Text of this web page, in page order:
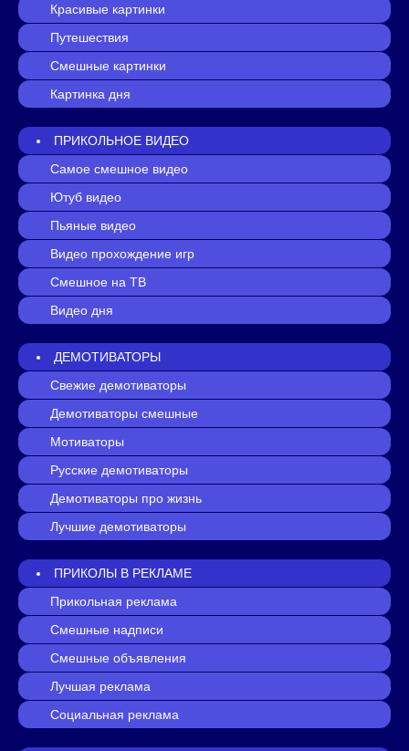
Красивые картинки
Путешествия
Смешные картинки
Картинка дня
ПРИКОЛЬНОЕ ВИДЕО
Самое смешное видео
Ютуб видео
Пьяные видео
Видео прохождение игр
Смешное на ТВ
Видео дня
ДЕМОТИВАТОРЫ
Свежие демотиваторы
Демотиваторы смешные
Мотиваторы
Русские демотиваторы
Демотиваторы про жизнь
Лучшие демотиваторы
ПРИКОЛЫ В РЕКЛАМЕ
Прикольная реклама
Смешные надписи
Смешные объявления
Лучшая реклама
Социальная реклама